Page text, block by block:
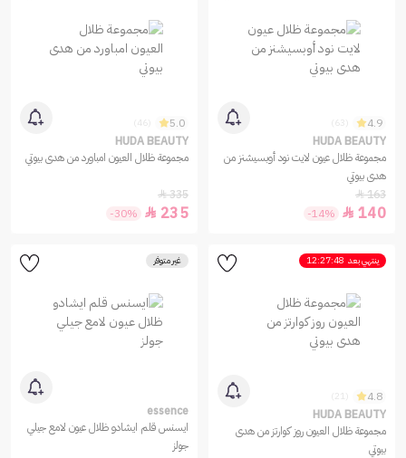
4.9
HUDA BEAUTY
مجموعة ظلال عيون لايت نود أوبسيشنز من
هدى بيوتي
163

140

-14%
5.0
HUDA BEAUTY
مجموعة ظلال العيون امباورد من هدى بيوتي
335

235

-30%
ينتهي بعد 12:27:48
4.8
HUDA BEAUTY
مجموعة ظلال العيون روز كوارتز من هدى
بيوتي
غير متوفر
essence
ايسنس قلم ايشادو ظلال عيون لامع جيلي
جولز